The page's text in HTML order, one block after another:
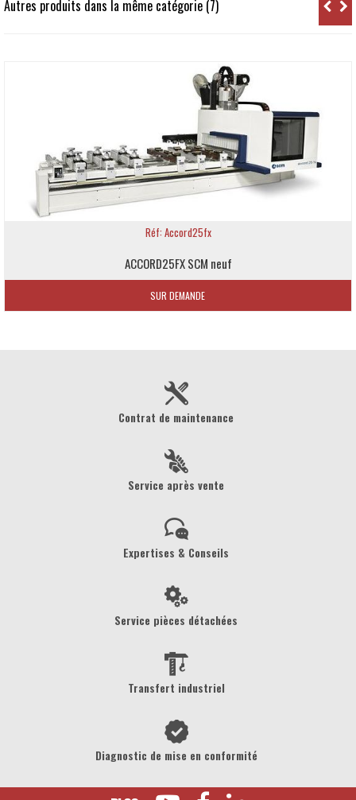
Autres produits dans la même catégorie (7)
Réf: Accord25fx
ACCORD25FX SCM neuf
SUR DEMANDE
Contrat de maintenance
Service après vente
Expertises & Conseils
Service pièces détachées
Transfert industriel
Diagnostic de mise en conformité